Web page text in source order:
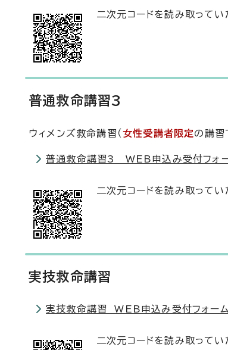
二次元コードを読み取って
普通救命講習3
ウィメンズ救命講習（ 女性受講者限定の講習
普通救命講習3 WEB申込み受付フォ
二次元コードを読み取って
実技救命講習
実技救命講習 WEB申込み受付フォーム
二次元コードを読み取って